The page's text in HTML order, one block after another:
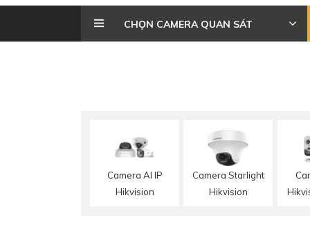
CHỌN CAMERA QUAN SÁT
Camera AI IP
Hikvision
Camera Starlight
Hikvision